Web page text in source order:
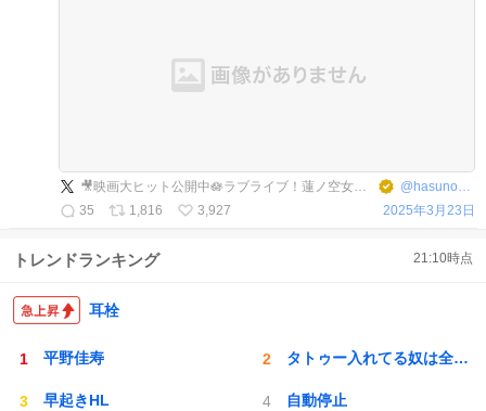
🎥映画大ヒット公開中🪷ラブライブ！蓮ノ空女学院スクールアイドルクラブ @ hasunosora_SIC
35
1,816 3,927 2025年3月23日
トレンドランキング 21:10時点
耳栓
平野佳寿 タトゥー入れてる奴は全員バカです
早起きHL 自動停止